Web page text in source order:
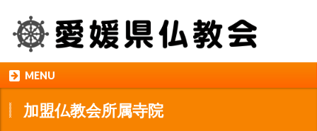
MENU
加盟仏教会所属寺院